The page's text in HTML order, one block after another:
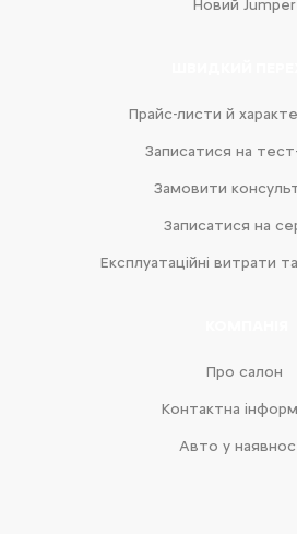
Новий Jumper
Прайс-листи й
Записатися на
Замовити
Записатися на
Експлуатаційні витрати
Про салон
Контактна
Авто у